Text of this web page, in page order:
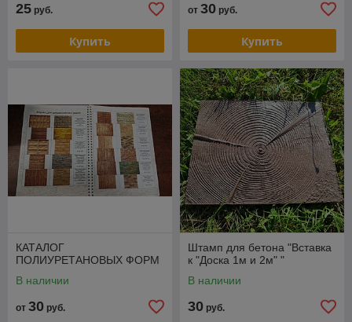
25 руб.
Купить
от 30 руб.
Купить
КАТАЛОГ
ПОЛИУРЕТАНОВЫХ ФОРМ
В наличии
от 30 руб.
Штамп для бетона "Вставка
к "Доска 1м и 2м" "
В наличии
30 руб.